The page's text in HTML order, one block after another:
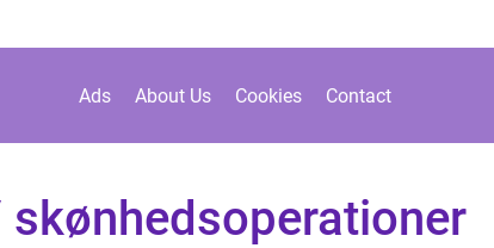
Ads About Us Cookies Contact